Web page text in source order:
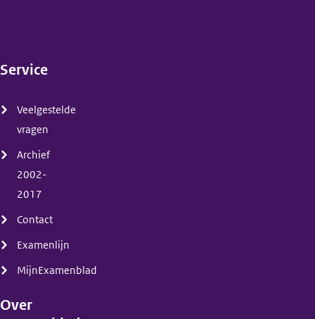
Service
Veelgestelde
vragen
Archief
2002-
2017
Contact
Examenlijn
MijnExamenblad
Over